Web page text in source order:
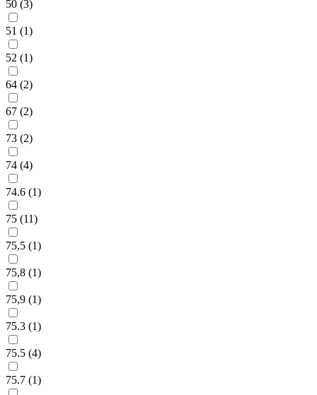
50 (3)
51 (1)
52 (1)
64 (2)
67 (2)
73 (2)
74 (4)
74.6 (1)
75 (11)
75,5 (1)
75,8 (1)
75,9 (1)
75.3 (1)
75.5 (4)
75.7 (1)